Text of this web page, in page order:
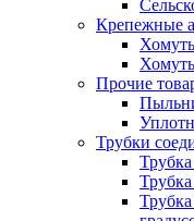
Крепежные
Прочие
Трубки